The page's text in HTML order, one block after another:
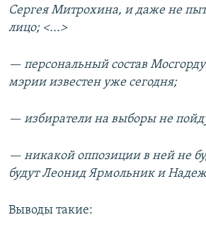
Сергея Митрохина, и даже не
лицо; <...>
— персональный состав
мэрии известен уже сегодня;
— избиратели на выборы не
— никакой оппозиции в ней не
будут Леонид Ярмольник и
Выводы такие: